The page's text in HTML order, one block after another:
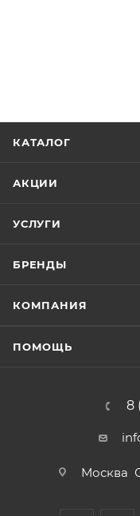
КАТАЛОГ
АКЦИИ
УСЛУГИ
БРЕНДЫ
КОМПАНИЯ
ПОМОЩЬ
8
Москва